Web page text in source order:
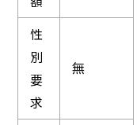
性
別
要
求
無